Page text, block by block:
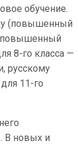
обучение.
(повышенный
(повышенный
8-го класса —
русскому
11-го
В новых и